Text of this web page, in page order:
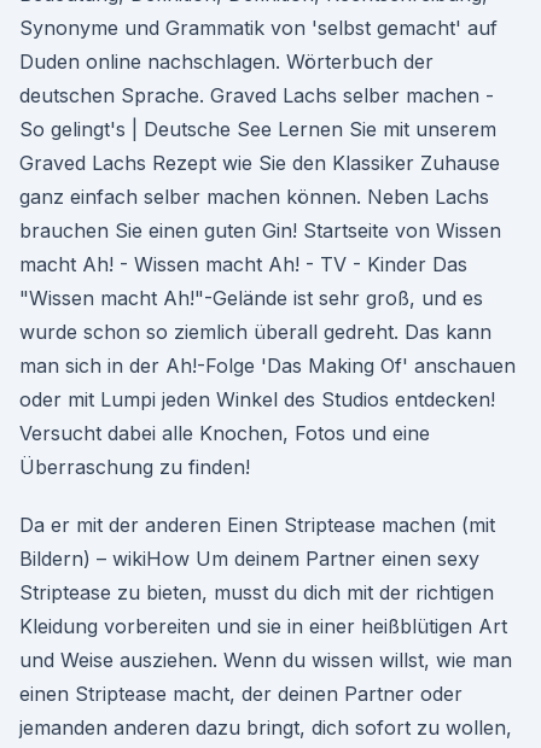
Synonyme und Grammatik von 'selbst gemacht' auf
Duden online nachschlagen. Wörterbuch der
deutschen Sprache. Graved Lachs selber machen -
So gelingt's | Deutsche See Lernen Sie mit unserem
Graved Lachs Rezept wie Sie den Klassiker Zuhause
ganz einfach selber machen können. Neben Lachs
brauchen Sie einen guten Gin! Startseite von Wissen
macht Ah! - Wissen macht Ah! - TV - Kinder Das
"Wissen macht Ah!"-Gelände ist sehr groß, und es
wurde schon so ziemlich überall gedreht. Das kann
man sich in der Ah!-Folge 'Das Making Of' anschauen
oder mit Lumpi jeden Winkel des Studios entdecken!
Versucht dabei alle Knochen, Fotos und eine
Überraschung zu finden!
Da er mit der anderen Einen Striptease machen (mit
Bildern) – wikiHow Um deinem Partner einen sexy
Striptease zu bieten, musst du dich mit der richtigen
Kleidung vorbereiten und sie in einer heißblütigen Art
und Weise ausziehen. Wenn du wissen willst, wie man
einen Striptease macht, der deinen Partner oder
jemanden anderen dazu bringt, dich sofort zu wollen,